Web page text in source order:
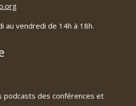
au vendredi de 14h à 18h.
podcasts des conférences et